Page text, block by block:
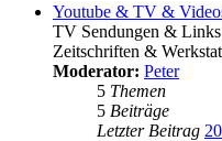
Youtube & TV &
TV Sendungen &
Zeitschriften &
Moderator: Peter
5 Themen
5 Beiträge
Letzter Beitrag